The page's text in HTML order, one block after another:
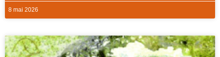
8 mai 2026